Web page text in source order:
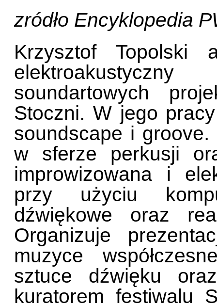
zródło Encyklopedia
Krzysztof Topolski
soundartowych
Stoczni. W jego
soundscape i
w sferze perkusji
improwizowana i
przy użyciu
dźwiękowe oraz
Organizuje
muzyce
sztuce dźwięku
kuratorem festiwalu